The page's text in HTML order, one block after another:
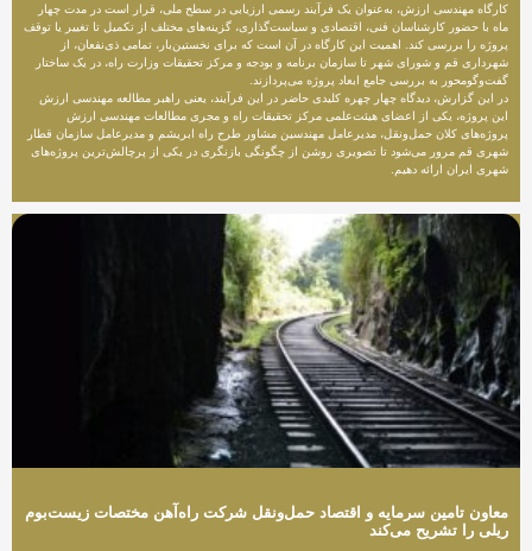
کارگاه مهندسی ارزش، به‌عنوان یک فرآیند رسمی ارزیابی در سطح ملی، قرار است در مدت چهار
ماه با حضور کارشناسان فنی، اقتصادی و سیاست‌گذاری، گزینه‌های مختلف از تکمیل تا تغییر یا توقف
پروژه را بررسی کند. اهمیت این کارگاه در آن است که برای نخستین‌بار، تمامی ذی‌نفعان، از
شهرداری قم و شورای شهر تا سازمان برنامه و بودجه و مرکز تحقیقات وزارت راه، در یک ساختار
گفت‌وگومحور به بررسی جامع ابعاد پروژه می‌پردازند.
در این گزارش، دیدگاه چهار چهره کلیدی حاضر در این فرآیند، یعنی راهبر مطالعه مهندسی ارزش
این پروژه، یکی از اعضای هیئت‌علمی مرکز تحقیقات راه و مجری مطالعات مهندسی ارزش
پروژه‌های کلان حمل‌ونقل، مدیرعامل مهندسین مشاور طرح راه ابریشم و مدیرعامل سازمان قطار
شهری قم مرور می‌شود تا تصویری روشن از چگونگی بازنگری در یکی از پرچالش‌ترین پروژه‌های
شهری ایران ارائه دهیم.
معاون تامین سرمایه و اقتصاد حمل‌ونقل شرکت راه‌آهن مختصات زیست‌بوم
ریلی را تشریح می‌کند